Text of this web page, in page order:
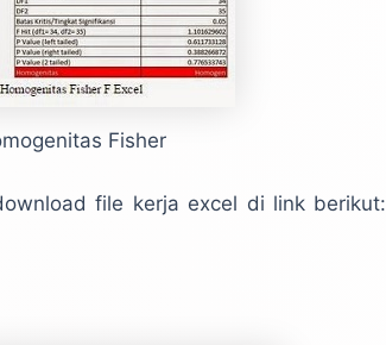
Fisher
file kerja excel di link berikut: